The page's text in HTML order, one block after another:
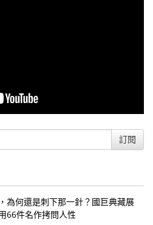
訂閱
為何還是刺下那一針？國巨典藏展
66件名作拷問人性